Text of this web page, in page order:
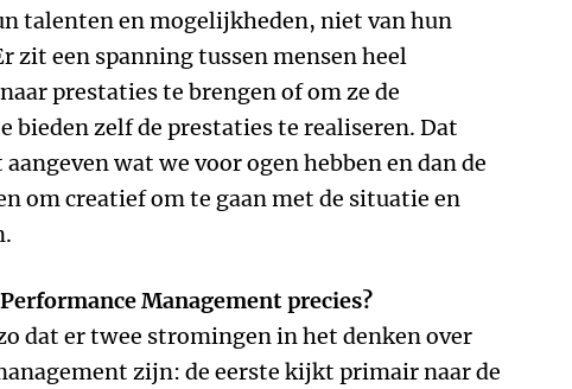
talenten en mogelijkheden, niet van hun
zit een spanning tussen mensen heel
prestaties te brengen of om ze de
bieden zelf de prestaties te realiseren. Dat
wat we voor ogen hebben en dan de
om creatief om te gaan met de situatie en
Management precies?
dat er twee stromingen in het denken over
zijn: de eerste kijkt primair naar de